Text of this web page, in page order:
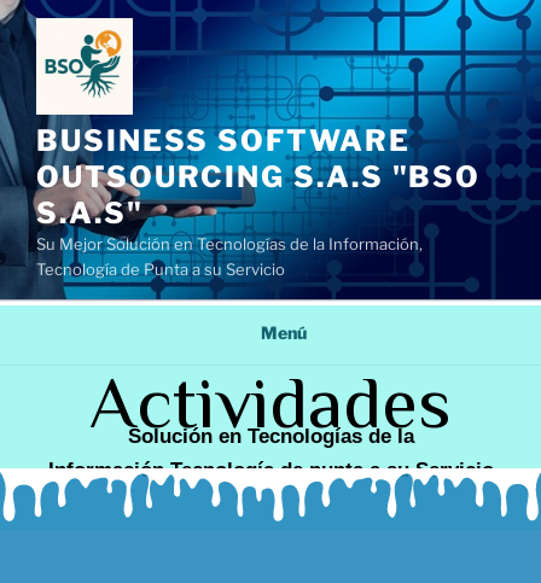
BUSINESS SOFTWARE
OUTSOURCING S.A.S "BSO
S.A.S"
Su Mejor Solución en Tecnologías de la Información,
Tecnología de Punta a su Servicio
Menú
Actividades
Solución en Tecnologías de la
Información Tecnología de punta a su Servicio